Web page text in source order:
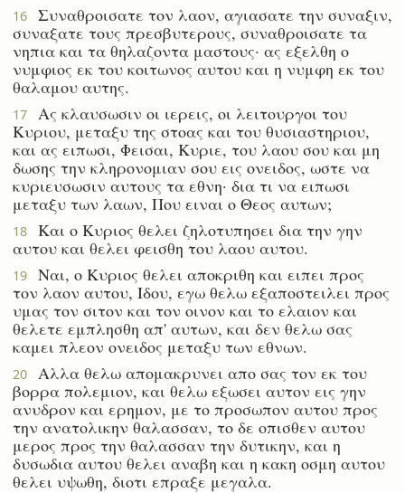
16
Συναθροισατε τον λαον, αγιασατε την συναξιν,
συναξατε τους πρεσβυτερους, συναθροισατε τα
νηπια και τα θηλαζοντα μαστους· ας εξελθη ο
νυμφιος εκ του κοιτωνος αυτου και η νυμφη εκ του
θαλαμου αυτης.
17
Ας κλαυσωσιν οι ιερεις, οι λειτουργοι του
Κυριου, μεταξυ της στοας και του θυσιαστηριου,
και ας ειπωσι, Φεισαι, Κυριε, του λαου σου και μη
δωσης την κληρονομιαν σου εις ονειδος, ωστε να
κυριευσωσιν αυτους τα εθνη· δια τι να ειπωσι
μεταξυ των λαων, Που ειναι ο Θεος αυτων;
18
Και ο Κυριος θελει ζηλοτυπησει δια την γην
αυτου και θελει φεισθη του λαου αυτου.
19
Ναι, ο Κυριος θελει αποκριθη και ειπει προς
τον λαον αυτου, Ιδου, εγω θελω εξαποστειλει προς
υμας τον σιτον και τον οινον και το ελαιον και
θελετε εμπλησθη απ' αυτων, και δεν θελω σας
καμει πλεον ονειδος μεταξυ των εθνων.
20
Αλλα θελω απομακρυνει απο σας τον εκ του
βορρα πολεμιον, και θελω εξωσει αυτον εις γην
ανυδρον και ερημον, με το προσωπον αυτου προς
την ανατολικην θαλασσαν, το δε οπισθεν αυτου
μερος προς την θαλασσαν την δυτικην, και η
δυσωδια αυτου θελει αναβη και η κακη οσμη αυτου
θελει υψωθη, διοτι επραξε μεγαλα.